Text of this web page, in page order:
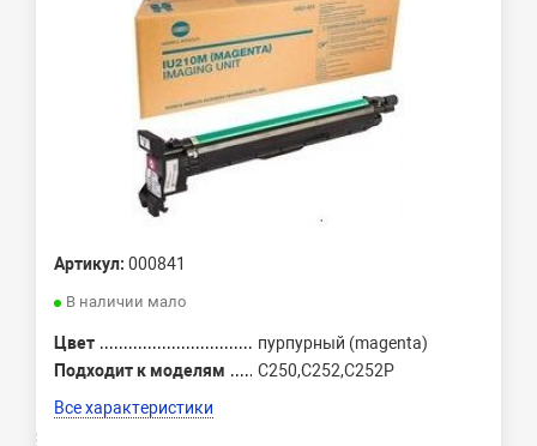
Артикул: 000841
В наличии мало
Цвет
пурпурный (magenta)
Подходит к моделям
C250,C252,C252P
Все характеристики